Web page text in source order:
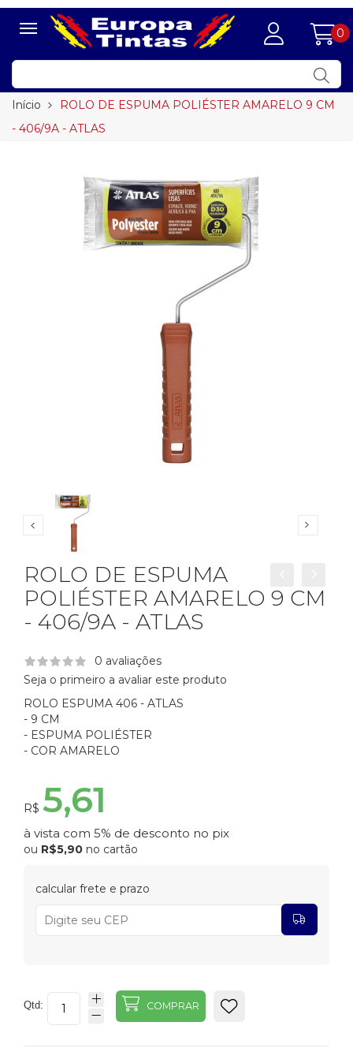
0
Início
ROLO DE ESPUMA POLIÉSTER AMARELO 9 CM
- 406/9A - ATLAS
ROLO DE ESPUMA
POLIÉSTER AMARELO 9 CM
- 406/9A - ATLAS
0 avaliações
Seja o primeiro a avaliar este produto
ROLO ESPUMA 406 - ATLAS
- 9 CM
- ESPUMA POLIÉSTER
- COR AMARELO
R$ 5,61
à vista com 5% de desconto no pix
ou R$5,90 no cartão
calcular frete e prazo
Qtd: COMPRAR